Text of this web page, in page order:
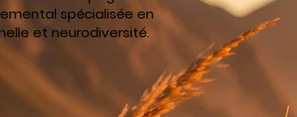
spécialisée en
et neurodiversité.